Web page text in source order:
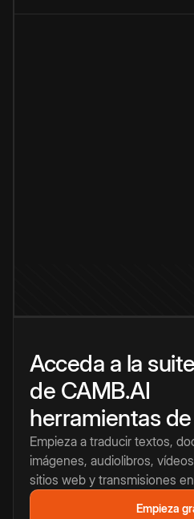
Acceda a la
de CAMB.AI
herramientas
Empieza a traducir textos,
imágenes, audiolibros,
sitios web y transmisiones
Empieza